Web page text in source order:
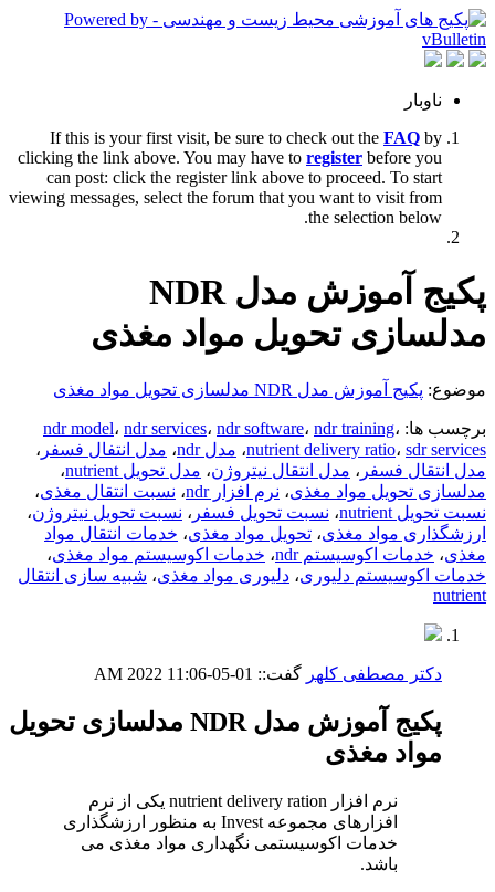
ناوبار
If this is your first visit, be sure to check out the FAQ by
clicking the link above. You may have to register before you
can post: click the register link above to proceed. To start
viewing messages, select the forum that you want to visit from
the selection below.
پکیج آموزش مدل NDR
مدلسازی تحویل مواد مغذی
موضوع: پکیج آموزش مدل NDR مدلسازی تحویل مواد مغذی
برچسب ها: ndr model، ndr services، ndr software، ndr training،
nutrient delivery ratio، sdr services ، مدل ndr ، مدل انتفال فسفر ،
مدل انتقال فسفر ، مدل انتقال نیتروژن، مدل تحویل nutrient
،
مدلسازی تحویل مواد مغذی، نرم افزار ndr ، نسبت انتقال مغذی،
نسبت تحویل nutrient
، نسبت تحویل فسفر ، نسبت تحویل نیتروژن،
ارزشگذاری مواد مغذی، تحویل مواد مغذی، خدمات انتقال مواد
مغذی، خدمات اکوسیستم ndr ، خدمات اکوسیستم مواد مغذی،
خدمات اکوسیستم دلیوری، دلیوری مواد مغذی، شبیه سازی انتقال
nutrient
دکتر مصطفی کلهر گفت:: 01-05-2022
11:06 AM
پکیج آموزش مدل NDR مدلسازی تحویل
مواد مغذی
نرم افزار nutrient delivery ration یکی از نرم
افزارهای مجموعه Invest به منظور ارزشگذاری
خدمات اکوسیستمی نگهداری مواد مغذی می
باشد.